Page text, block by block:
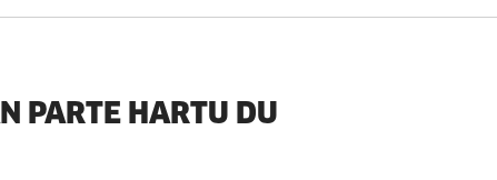
PARTE HARTU DU